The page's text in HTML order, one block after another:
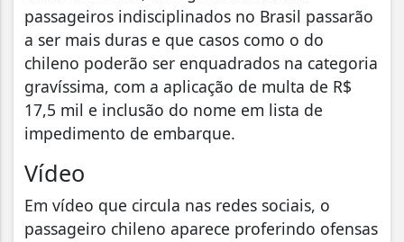
passageiros indisciplinados no Brasil passarão
a ser mais duras e que casos como o do
chileno poderão ser enquadrados na categoria
gravíssima, com a aplicação de multa de R$
17,5 mil e inclusão do nome em lista de
impedimento de embarque.
Vídeo
Em vídeo que circula nas redes sociais, o
passageiro chileno aparece proferindo ofensas